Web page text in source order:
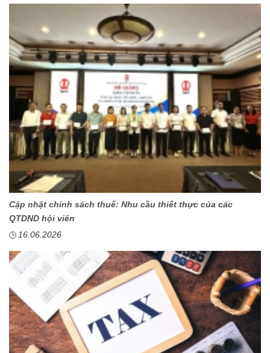
Cập nhật chính sách thuế: Nhu cầu thiết thực của các
QTDND hội viên
16.06.2026